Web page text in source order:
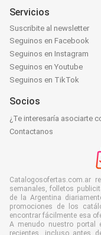
Servicios
Suscribite al newsletter
Seguinos en Facebook
Seguinos en Instagram
Seguinos en Youtube
Seguinos en TikTok
Socios
¿Te interesaría asociarte
Contactanos
Catalogosofertas.com.ar
semanales, folletos
de la Argentina
promociones de los
encontrar fácilmente esa
A menudo nuestro
recientes, incluso antes